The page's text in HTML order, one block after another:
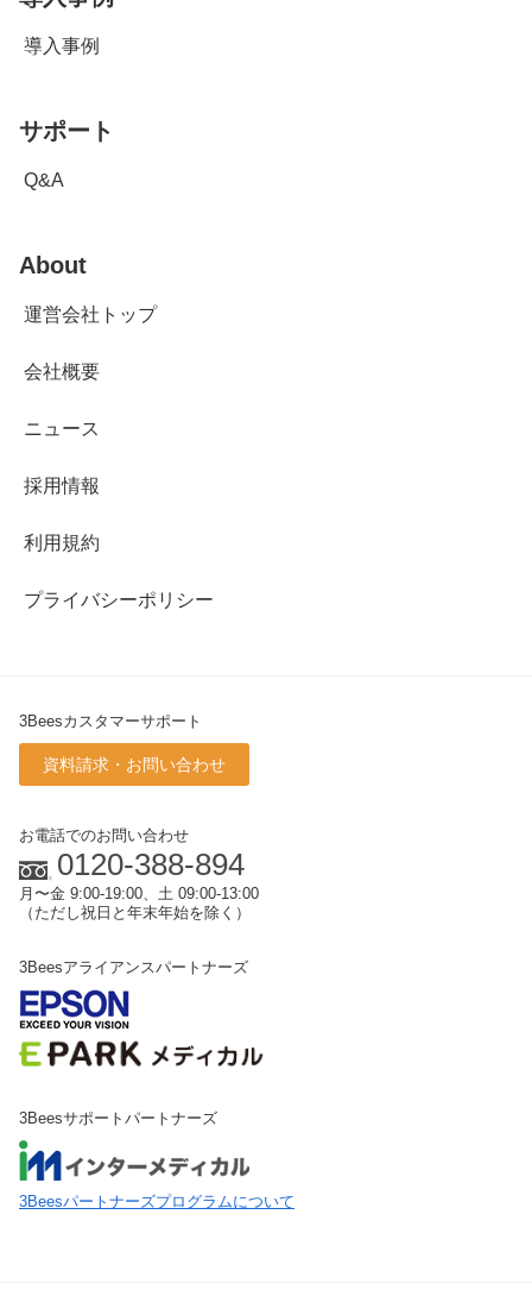
導入事例
サポート
Q&A
About
運営会社トップ
会社概要
ニュース
採用情報
利用規約
プライバシーポリシー
3Beesカスタマーサポート
資料請求・お問い合わせ
お電話でのお問い合わせ
0120-388-894
月〜金 9:00-19:00、土 09:00-13:00
（ただし祝日と年末年始を除く）
3Beesアライアンスパートナーズ
3Beesサポートパートナーズ
3Beesパートナーズプログラムについて